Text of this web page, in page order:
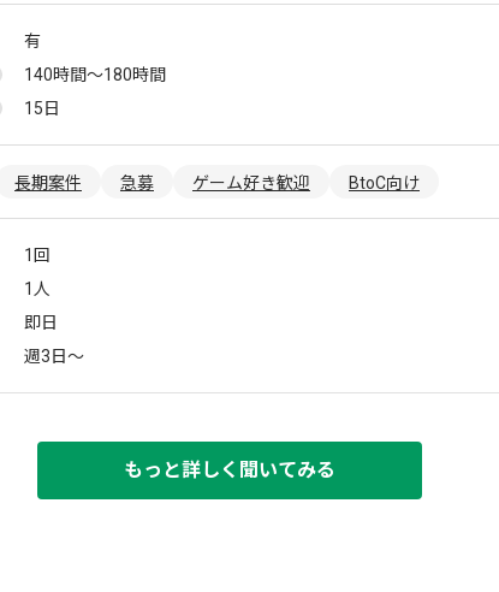
有
140時間〜180時間
15日
長期案件 急募 ゲーム好き歓迎 BtoC向け
1回
1人
即日
週3日〜
もっと詳しく聞いてみる